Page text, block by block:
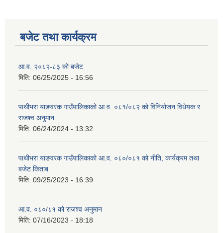
बजेट तथा कार्यक्रम
आ.व. २०८२-८३ को बजेट
मिति: 06/25/2025 - 16:56
पाथीभरा याङवरक गाउँपालिकाको आ.व. ०८१/०८२ को विनियोजन विधेयक र
राजश्व अनुमान
मिति: 06/24/2024 - 13:32
पाथीभरा याङवरक गाउँपालिकाको आ.व. ०८०/०८१ को नीति, कार्यक्रम तथा
बजेट किताब
मिति: 09/25/2023 - 16:39
आ.व. ०८०/८१ को राजश्व अनुमान
मिति: 07/16/2023 - 18:18